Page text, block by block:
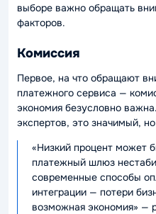
выборе важно обращать
факторов.
Комиссия
Первое, на что обращают
платежного сервиса —
экономия безусловно
экспертов, это значимый,
«Низкий процент может
платежный шлюз
современные способы
интеграции — потери
возможная экономия» —